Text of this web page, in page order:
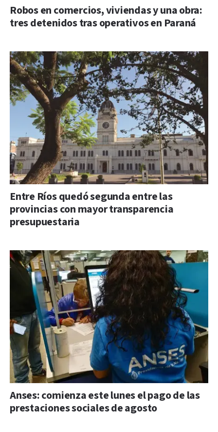
Robos en comercios, viviendas y una obra:
tres detenidos tras operativos en Paraná
Entre Ríos quedó segunda entre las
provincias con mayor transparencia
presupuestaria
Anses: comienza este lunes el pago de las
prestaciones sociales de agosto